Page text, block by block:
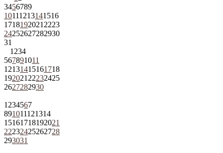
3456789
10111213141516
1718192021 2223
24252627282930
31
1 234
567891011
12131415161718
192021 22232425
2627282930
1 234567
891011121314
15161718192021
22232425262728
293031